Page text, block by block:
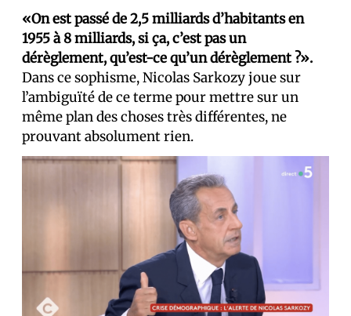
«On est passé de 2,5 milliards d’habitants en
1955 à 8 milliards, si ça, c’est pas un
dérèglement, qu’est-ce qu’un dérèglement ?».
Dans ce sophisme, Nicolas Sarkozy joue sur
l’ambiguïté de ce terme pour mettre sur un
même plan des choses très différentes, ne
prouvant absolument rien.